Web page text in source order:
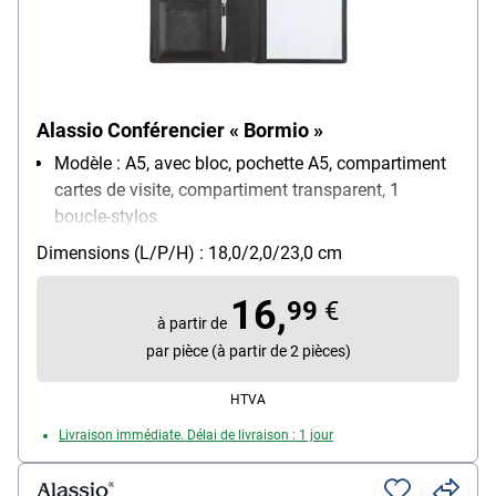
Alassio Conférencier « Bormio »
Modèle : A5, avec bloc, pochette A5, compartiment
cartes de visite, compartiment transparent, 1
boucle-stylos
Matière : similicuir
Pour format : A5
Dimensions (L/P/H) : 18,0/2,0/23,0 cm
à partir de 16,99 €
par pièce (à partir de 2 pièces)
HTVA
Livraison immédiate. Délai de livraison : 1 jour